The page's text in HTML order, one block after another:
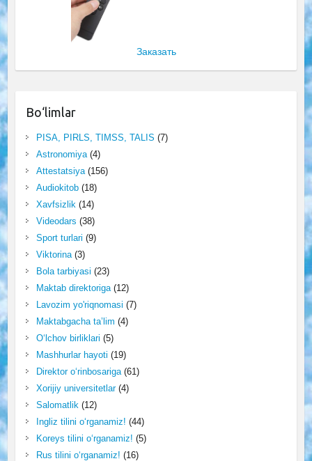
Заказать
Bo‘limlar
PISA, PIRLS, TIMSS, TALIS (7)
Astronomiya(4)
Attestatsiya(156)
Audiokitob(18)
Xavfsizlik (14)
Videodars (38)
Sport turlari (9)
Viktorina(3)
Bola tarbiyasi (23)
Maktab direktoriga(12)
Lavozim yo'riqnomasi (7)
Maktabgacha ta’lim (4)
O‘lchov birliklari (5)
Mashhurlar hayoti (19)
Direktor o‘rinbosariga(61)
Xorijiy universitetlar(4)
Salomatlik (12)
Ingliz tilini o‘rganamiz! (44)
Koreys tilini o‘rganamiz! (5)
Rus tilini o‘rganamiz! (16)